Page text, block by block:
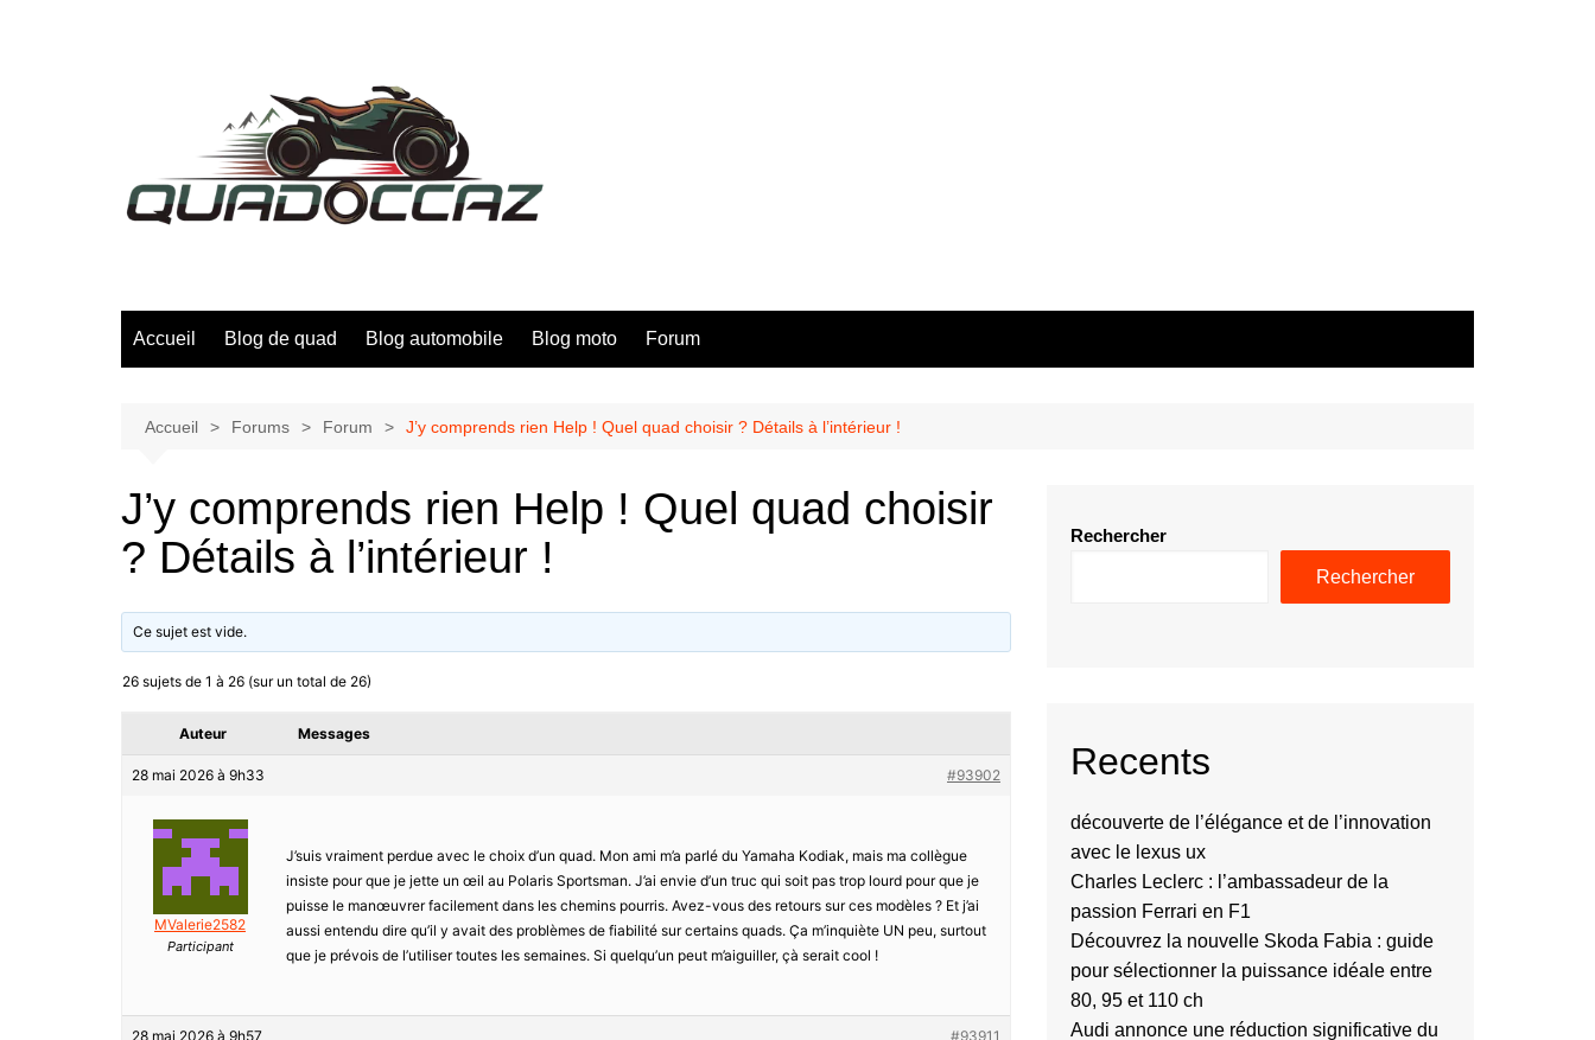
Accueil Blog de quad Blog automobile Blog moto Forum
Accueil Forums Forum J’y comprends rien Help ! Quel quad choisir ? Détails à l’intérieur !
J’y comprends rien Help ! Quel quad choisir
? Détails à l’intérieur !
Ce sujet est vide.
26 sujets de 1 à 26 (sur un total de 26)
Auteur Messages
28 mai 2026 à 9h33 #93902
MValerie2582
Participant
J’suis vraiment perdue avec le choix d’un quad. Mon ami m’a parlé du Yamaha Kodiak, mais ma collègue
insiste pour que je jette un œil au Polaris Sportsman. J’ai envie d’un truc qui soit pas trop lourd pour que je
puisse le manœuvrer facilement dans les chemins pourris. Avez-vous des retours sur ces modèles ? Et j’ai
aussi entendu dire qu’il y avait des problèmes de fiabilité sur certains quads. Ça m’inquiète UN peu, surtout
que je prévois de l’utiliser toutes les semaines. Si quelqu’un peut m’aiguiller, çà serait cool !
28 mai 2026 à 9h57 #93911
Rechercher
Rechercher
Recents
découverte de l’élégance et de l’innovation
avec le lexus ux
Charles Leclerc : l’ambassadeur de la
passion Ferrari en F1
Découvrez la nouvelle Skoda Fabia : guide
pour sélectionner la puissance idéale entre
80, 95 et 110 ch
Audi annonce une réduction significative du